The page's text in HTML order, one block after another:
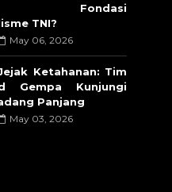
Fondasi
TNI?
May 06, 2026
Ketahanan: Tim
Gempa Kunjungi
Panjang
May 03, 2026